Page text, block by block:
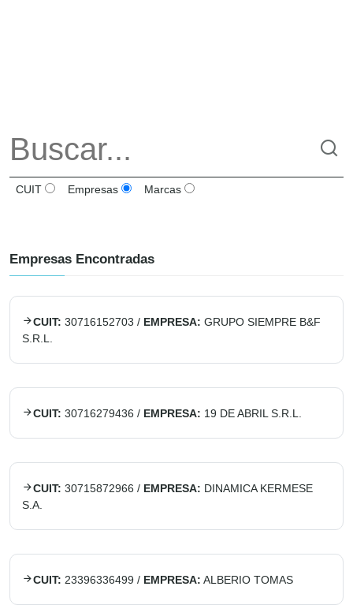
CUIT Empresas Marcas
Empresas Encontradas
CUIT: 30716152703 / EMPRESA: GRUPO SIEMPRE B&F
S.R.L.
CUIT: 30716279436 / EMPRESA: 19 DE ABRIL S.R.L.
CUIT: 30715872966 / EMPRESA: DINAMICA KERMESE
S.A.
CUIT: 23396336499 / EMPRESA: ALBERIO TOMAS